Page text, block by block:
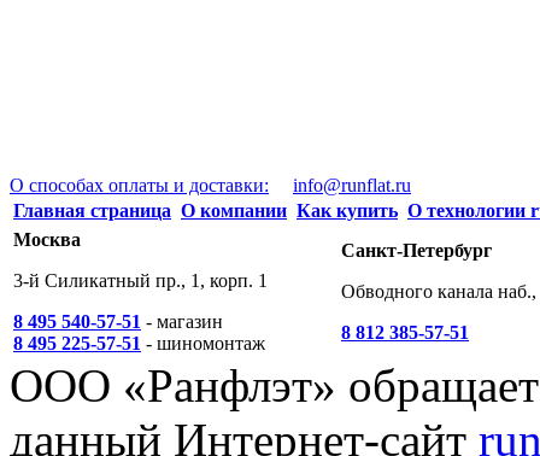
О способах оплаты и доставки:
info@runflat.ru
Главная страница О компании Как купить О технологии
Москва
3-й Силикатный пр., 1, корп. 1
8 495 540-57-51 - магазин
8 495 225-57-51 - шиномонтаж
Санкт-Петербург
Обводного канала
8 812 385-57-51
ООО «Ранфлэт»
данный Интернет-сайт